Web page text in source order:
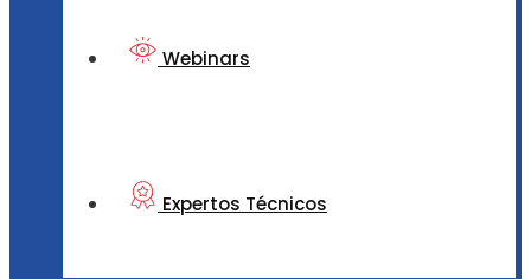
Webinars
Expertos Técnicos